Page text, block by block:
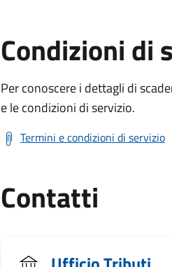
Condizioni di
Per conoscere i dettagli di
e le condizioni di servizio.
Termini e condizioni di servizio
Contatti